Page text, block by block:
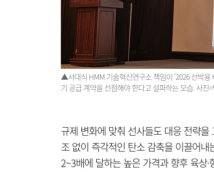
▲서대식 HMM 기술혁신연구소 책임이 '2026 선박용
기 공급 계약을 선점해야 한다고 설파하는 모습. 사진
규제 변화에 맞춰 선사들도 대응 전략
조 없이 즉각적인 탄소 감축을 이끌어
2~3배에 달하는 높은 가격과 향후 육상